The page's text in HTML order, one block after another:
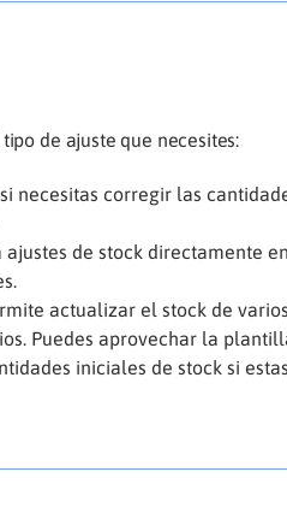
de ajuste que necesites:
necesitas corregir las
ajustes de stock directamente
actualizar el stock de
Puedes aprovechar la
iniciales de stock si